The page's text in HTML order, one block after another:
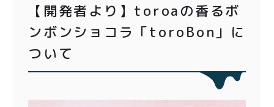
紅茶toroaTea
メルマガ会員様限定
アウトレット商品
とろ生シュー
紅茶toroaTeaギフト
お誕生日セット
【開発者より】toroaの香るボ
ンボンショコラ「toroBon」に
ついて